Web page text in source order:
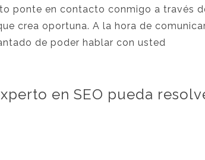
ponte en contacto conmigo a través
crea oportuna. A la hora de
de poder hablar con usted
en SEO pueda